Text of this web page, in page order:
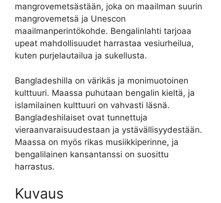
mangrovemetsästään, joka on maailman suurin
mangrovemetsä ja Unescon
maailmanperintökohde. Bengalinlahti tarjoaa
upeat mahdollisuudet harrastaa vesiurheilua,
kuten purjelautailua ja sukellusta.
Bangladeshilla on värikäs ja monimuotoinen
kulttuuri. Maassa puhutaan bengalin kieltä, ja
islamilainen kulttuuri on vahvasti läsnä.
Bangladeshilaiset ovat tunnettuja
vieraanvaraisuudestaan ja ystävällisyydestään.
Maassa on myös rikas musiikkiperinne, ja
bengalilainen kansantanssi on suosittu
harrastus.
Kuvaus